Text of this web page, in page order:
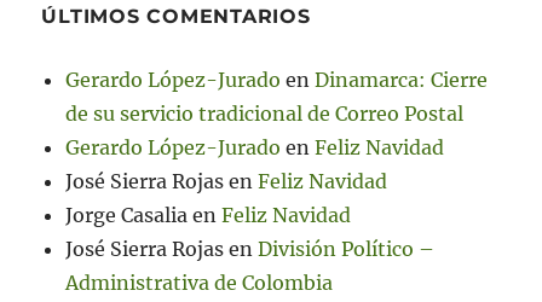
ÚLTIMOS COMENTARIOS
Gerardo López-Jurado enDinamarca: Cierre
de su servicio tradicional de Correo Postal
Gerardo López-Jurado enFeliz Navidad
José Sierra Rojas enFeliz Navidad
Jorge Casalia enFeliz Navidad
José Sierra Rojas enDivisión Político –
Administrativa de Colombia